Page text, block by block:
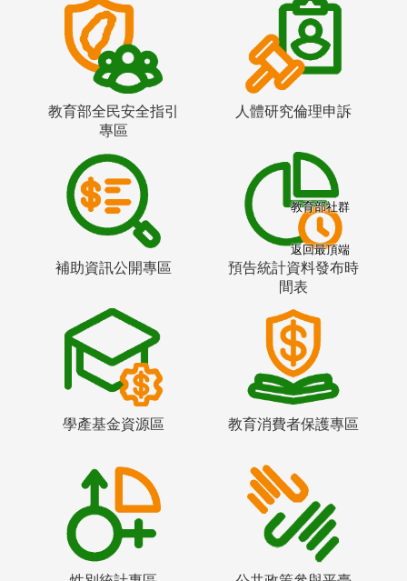
教育部全民安全指引
專區
人體研究倫理申訴
補助資訊公開專區
預告統計資料發布時
間表
學產基金資源區 教育消費者保護專區
教育部社群
返回最頂端